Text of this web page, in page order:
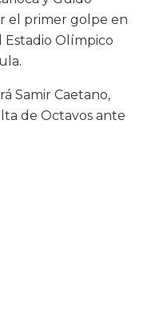
el primer golpe en
Estadio Olímpico
Samir Caetano,
de Octavos ante